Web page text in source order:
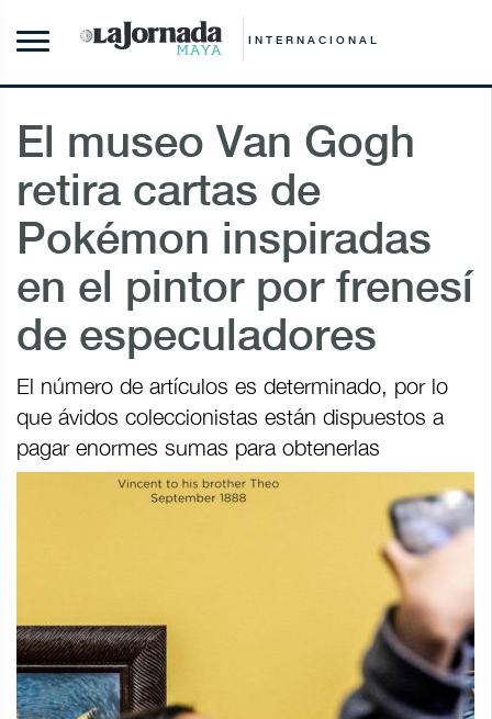
INTERNACIONAL
El museo Van Gogh
retira cartas de
Pokémon inspiradas
en el pintor por frenesí
de especuladores
El número de artículos es determinado, por lo
que ávidos coleccionistas están dispuestos a
pagar enormes sumas para obtenerlas